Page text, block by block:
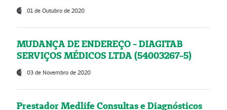
01 de Outubro de 2020
MUDANÇA DE ENDEREÇO - DIAGITAB
SERVIÇOS MÉDICOS LTDA (54003267-5)
03 de Novembro de 2020
Prestador Medlife Consultas e Diagnósticos